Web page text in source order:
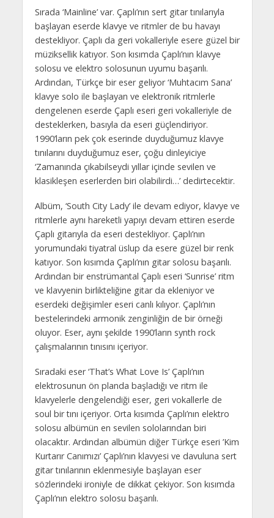
Sırada ‘Mainline’ var. Çaplı’nın sert gitar tınılarıyla
başlayan eserde klavye ve ritmler de bu havayı
destekliyor. Çaplı da geri vokalleriyle esere güzel bir
müziksellik katıyor. Son kısımda Çaplı’nın klavye
solosu ve elektro solosunun uyumu başarılı.
Ardından, Türkçe bir eser geliyor ‘Muhtacım Sana’
klavye solo ile başlayan ve elektronik ritmlerle
dengelenen eserde Çaplı eseri geri vokalleriyle de
desteklerken, basıyla da eseri güçlendiriyor.
1990’ların pek çok eserinde duyduğumuz klavye
tınılarını duyduğumuz eser, çoğu dinleyiciye
‘Zamanında çıkabilseydi yıllar içinde sevilen ve
klasikleşen eserlerden biri olabilirdi…’ dedirtecektir.
Albüm, ‘South City Lady’ ile devam ediyor, klavye ve
ritmlerle aynı hareketli yapıyı devam ettiren eserde
Çaplı gitarıyla da eseri destekliyor. Çaplı’nın
yorumundaki tiyatral üslup da esere güzel bir renk
katıyor. Son kısımda Çaplı’nın gitar solosu başarılı.
Ardından bir enstrümantal Çaplı eseri ‘Sunrise’ ritm
ve klavyenin birlikteliğine gitar da ekleniyor ve
eserdeki değişimler eseri canlı kılıyor. Çaplı’nın
bestelerindeki armonik zenginliğin de bir örneği
oluyor. Eser, aynı şekilde 1990’ların synth rock
çalışmalarının tınısını içeriyor.
Sıradaki eser ‘That’s What Love Is’ Çaplı’nın
elektrosunun ön planda başladığı ve ritm ile
klavyelerle dengelendiği eser, geri vokallerle de
soul bir tını içeriyor. Orta kısımda Çaplı’nın elektro
solosu albümün en sevilen sololarından biri
olacaktır. Ardından albümün diğer Türkçe eseri ’Kim
Kurtarır Canımızı’ Çaplı’nın klavyesi ve davuluna sert
gitar tınılarının eklenmesiyle başlayan eser
sözlerindeki ironiyle de dikkat çekiyor. Son kısımda
Çaplı’nın elektro solosu başarılı.